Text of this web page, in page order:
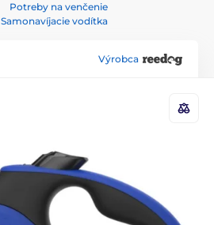
Potreby na venčenie
Samonavíjacie vodítka
Výrobca